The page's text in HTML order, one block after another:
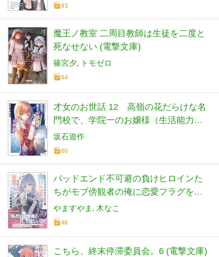
83
魔王ノ教室 二周目教師は生徒を二度と
死なせない (電撃文庫)
篠宮夕 トモゼロ
64
才女のお世話 12 高嶺の花だらけな名
門校で、学院一のお嬢様（生活能力皆
無）を陰ながらお世話することになり
ました (HJ文庫 さ 07-03-12)
坂石遊作
60
バッドエンド不可避の負けヒロインた
ちがモブ傍観者の俺に恋愛フラグを立
ててくる 1 (オーバーラップ文庫)
やますやま 木なこ
46
こちら、終末停滞委員会。6 (電撃文庫)